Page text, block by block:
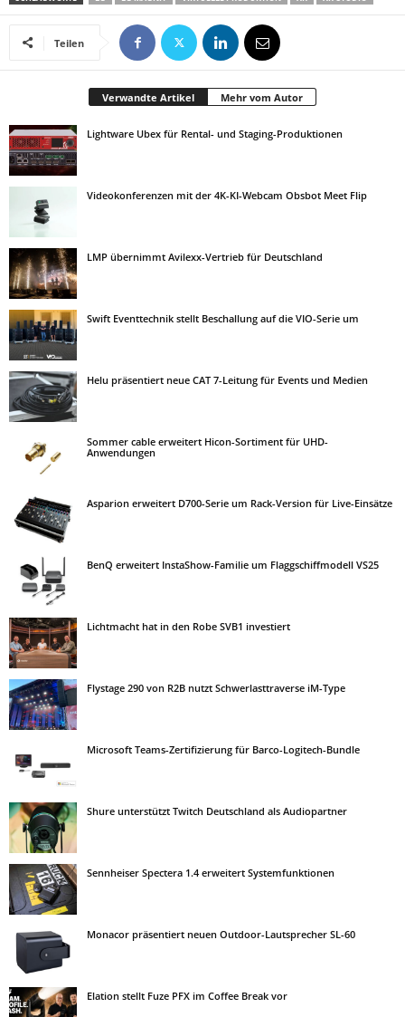
Teilen
Verwandte Artikel Mehr vom Autor
Lightware Ubex für Rental- und Staging-Produktionen
Videokonferenzen mit der 4K-KI-Webcam Obsbot Meet Flip
LMP übernimmt Avilexx-Vertrieb für Deutschland
Swift Eventtechnik stellt Beschallung auf die VIO-Serie um
Helu präsentiert neue CAT 7-Leitung für Events und Medien
Sommer cable erweitert Hicon-Sortiment für UHD-
Anwendungen
Asparion erweitert D700-Serie um Rack-Version für Live-Einsätze
BenQ erweitert InstaShow-Familie um Flaggschiffmodell VS25
Lichtmacht hat in den Robe SVB1 investiert
Flystage 290 von R2B nutzt Schwerlasttraverse iM-Type
Microsoft Teams-Zertifizierung für Barco-Logitech-Bundle
Shure unterstützt Twitch Deutschland als Audiopartner
Sennheiser Spectera 1.4 erweitert Systemfunktionen
Monacor präsentiert neuen Outdoor-Lautsprecher SL-60
Elation stellt Fuze PFX im Coffee Break vor